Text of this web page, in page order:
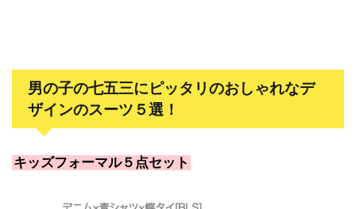
男の子の七五三にピッタリのおしゃれなデ
ザインのスーツ５選！
キッズフォーマル５点セット